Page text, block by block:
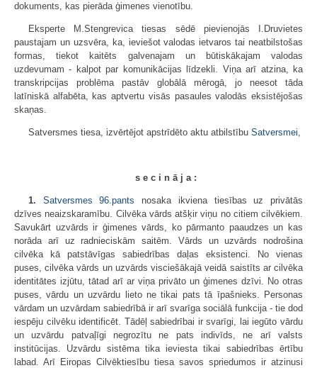
dokuments, kas pierāda ģimenes vienotību.
Eksperte M.Stengrevica tiesas sēdē pievienojās I.Druvietes
paustajam un uzsvēra, ka, ieviešot valodas ietvaros tai neatbilstošas
formas, tiekot kaitēts galvenajam un būtiskākajam valodas
uzdevumam - kalpot par komunikācijas līdzekli. Viņa arī atzina, ka
transkripcijas problēma pastāv globālā mērogā, jo neesot tāda
latīniskā alfabēta, kas aptvertu visās pasaules valodās eksistējošas
skaņas.
Satversmes tiesa, izvērtējot apstrīdēto aktu atbilstību Satversmei,
s e c i n ā j a :
1. Satversmes 96.pants nosaka ikviena tiesības uz privātās
dzīves neaizskaramību. Cilvēka vārds atšķir viņu no citiem cilvēkiem.
Savukārt uzvārds ir ģimenes vārds, ko pārmanto paaudzes un kas
norāda arī uz radnieciskām saitēm. Vārds un uzvārds nodrošina
cilvēka kā patstāvīgas sabiedrības daļas eksistenci. No vienas
puses, cilvēka vārds un uzvārds visciešākajā veidā saistīts ar cilvēka
identitātes izjūtu, tātad arī ar viņa privāto un ģimenes dzīvi. No otras
puses, vārdu un uzvārdu lieto ne tikai pats tā īpašnieks. Personas
vārdam un uzvārdam sabiedrībā ir arī svarīga sociālā funkcija - tie dod
iespēju cilvēku identificēt. Tādēļ sabiedrībai ir svarīgi, lai iegūto vārdu
un uzvārdu patvaļīgi negrozītu ne pats indivīds, ne arī valsts
institūcijas. Uzvārdu sistēma tika ieviesta tikai sabiedrības ērtību
labad. Arī Eiropas Cilvēktiesību tiesa savos spriedumos ir atzinusi